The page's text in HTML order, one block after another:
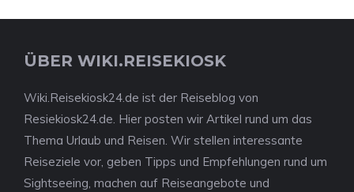
ÜBER WIKI.REISEKIOSK
Wiki.Reisekiosk24.de ist der Reiseblog von
Resiekiosk24.de. Hier posten wir Artikel rund um das
Thema Urlaub und Reisen. Wir stellen interessante
Reiseziele vor, geben Tipps und Empfehlungen rund um
Sightseeing, machen auf Reiseangebote und